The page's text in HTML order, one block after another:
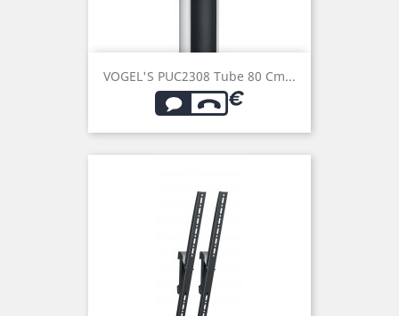
VOGEL'S PUC2308 Tube 80 Cm...